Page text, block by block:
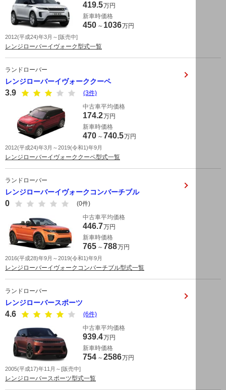
419.5万円
新車時価格
450 ～ 1036万円
2012(平成24)年3月～[販売中]
レンジローバーイヴォーク型式一覧
ランドローバー
レンジローバーイヴォーククーペ
3.9
(3件)
中古車平均価格
174.2万円
新車時価格
470 ～740.5万円
2012(平成24)年3月～2019(令和1)年9月
レンジローバーイヴォーククーペ型式一覧
ランドローバー
レンジローバーイヴォークコンバーチブル
0
(0件)
中古車平均価格
446.7万円
新車時価格
765 ～788万円
2016(平成28)年9月～2019(令和1)年9月
レンジローバーイヴォークコンバーチブル型式一覧
ランドローバー
レンジローバースポーツ
4.6
(6件)
中古車平均価格
939.4万円
新車時価格
754 ～2586万円
2005(平成17)年11月～[販売中]
レンジローバースポーツ型式一覧